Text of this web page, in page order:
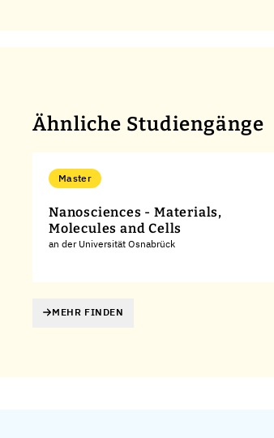
Ähnliche Studiengänge
Master
Nanosciences - Materials,
Molecules and Cells
an der Universität Osnabrück
MEHR FINDEN